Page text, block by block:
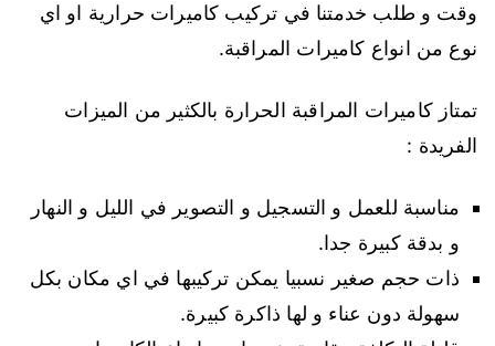
وقت و طلب خدمتنا في تركيب كاميرات حرارية او اي
نوع من انواع كاميرات المراقبة.
تمتاز كاميرات المراقبة الحرارة بالكثير من الميزات
الفريدة :
مناسبة للعمل و التسجيل و التصوير في الليل و النهار
و بدقة كبيرة جدا.
ذات حجم صغير نسبيا يمكن تركيبها في اي مكان بكل
سهولة دون عناء و لها ذاكرة كبيرة.